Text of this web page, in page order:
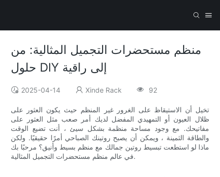
منظم مستحضرات التجميل المثالية: من
حلول DIY إلى راقية
2025-04-14 Xinde Rack 92
تخيل أن الاستيقاظ على الغرور غير المنظم حيث يكون العثور على
ظلال العيون أو التمهيدي المفضل لديك أمر صعب مثل العثور على
مفاتيحك. مع وجود مساحة منظمة بشكل سيئ ، أنت تضيع الوقت
والطاقة الثمينة ، ويمكن أن يصبح روتينك الصباحي أمرًا حقيقيًا. ولكن
ماذا لو استطعت تبسيط روتين جمالك مع منظم بسيط وأنيق؟ مرحبًا بك
في عالم منظم مستحضرات التجميل المثالية.